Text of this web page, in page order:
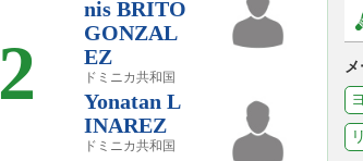
2
nis BRITO
GONZAL
EZ
ドミニカ共和国
Yonatan L
INAREZ
ドミニカ共和国